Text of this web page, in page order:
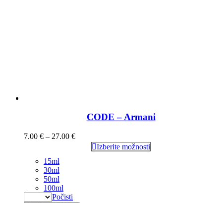
CODE – Armani
7.00 € – 27.00 €
Izberite možnosti
15ml
30ml
50ml
100ml
Počisti